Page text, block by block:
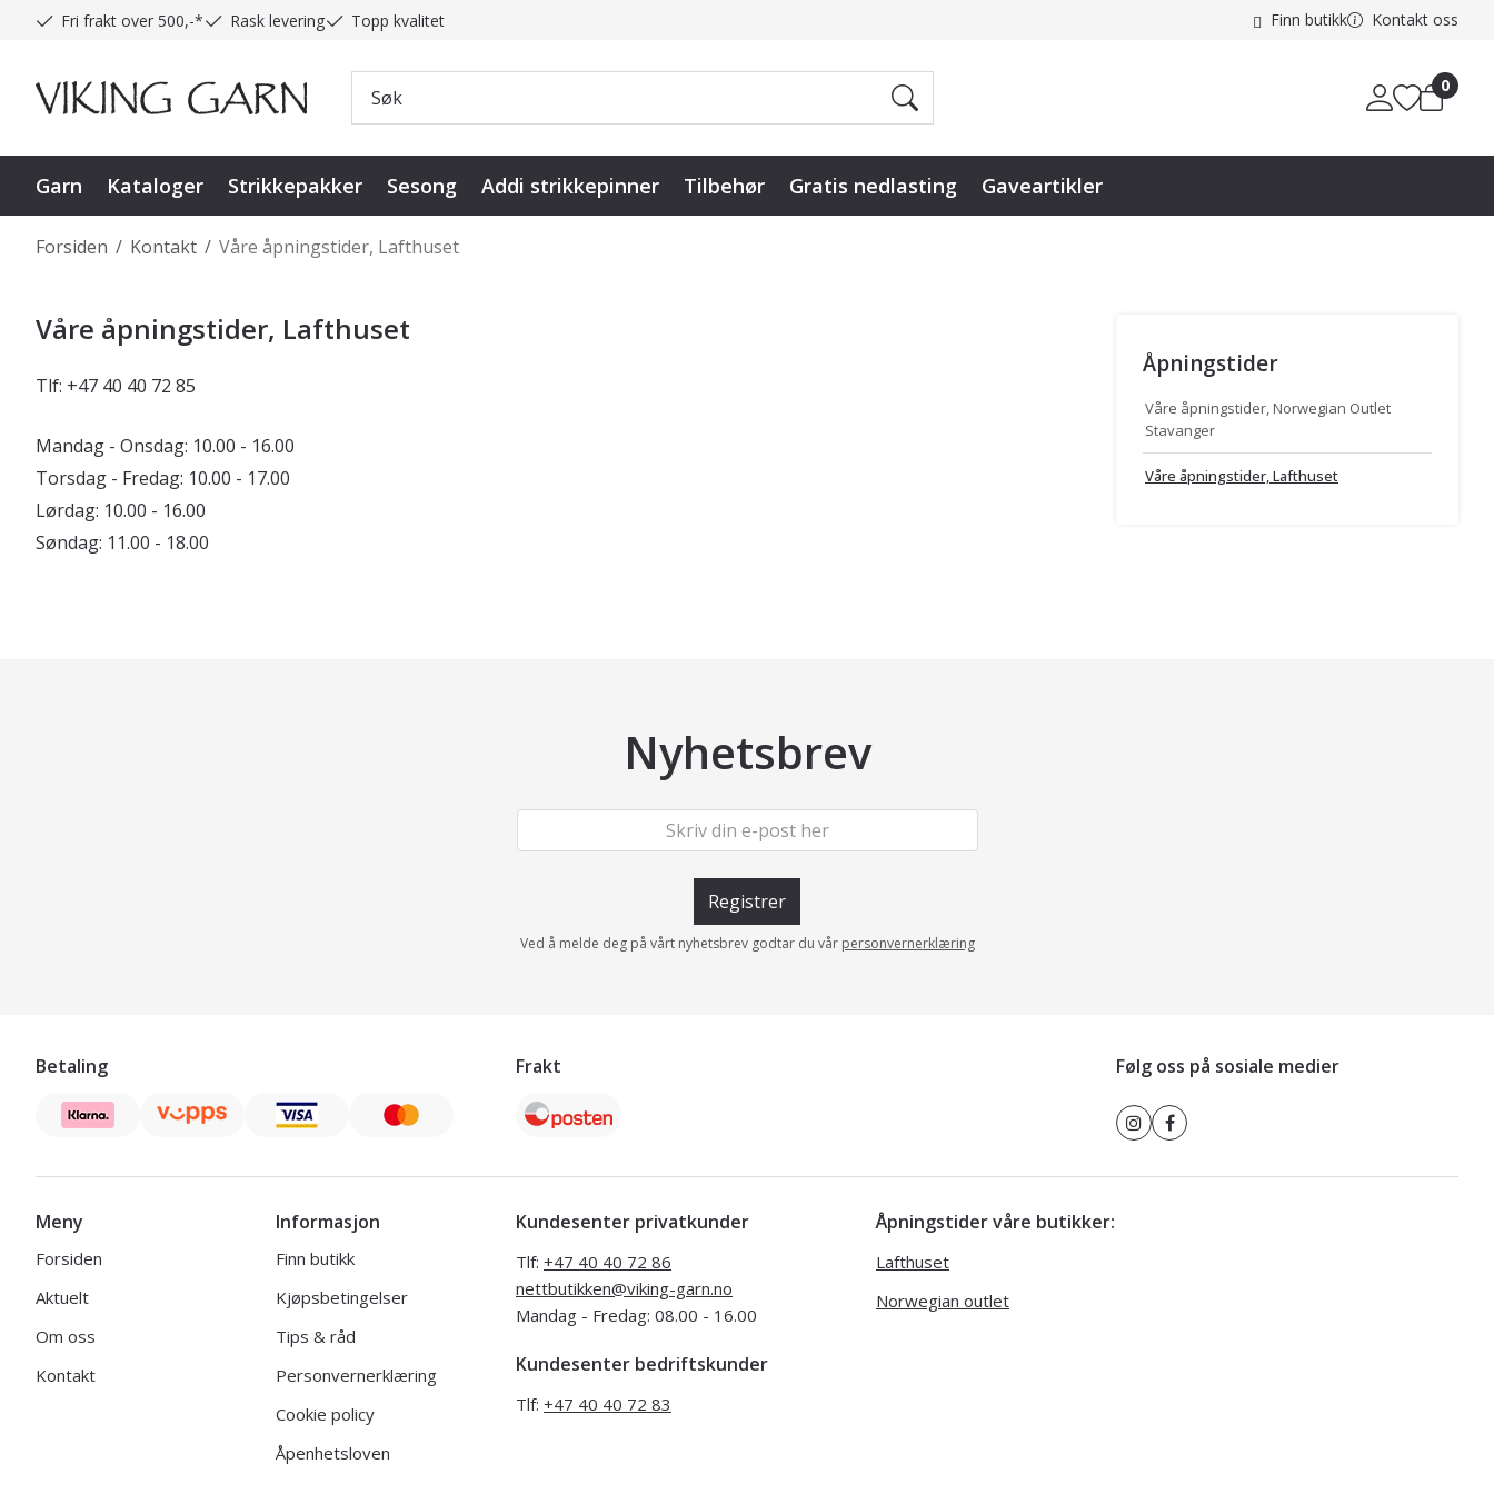
Fri frakt over 500,-* Rask levering Topp kvalitet Finn butikk Kontakt oss
0
Garn Kataloger Strikkepakker Sesong Addi strikkepinner Tilbehør Gratis nedlasting Gaveartikler
/
Forsiden /
Kontakt Våre åpningstider, Lafthuset
Åpningstider
Våre åpningstider, Norwegian Outlet
Stavanger
Våre åpningstider, Lafthuset
Våre åpningstider, Lafthuset
Tlf: +47 40 40 72 85
Mandag - Onsdag: 10.00 - 16.00
Torsdag - Fredag: 10.00 - 17.00
Lørdag: 10.00 - 16.00
Søndag: 11.00 - 18.00
Nyhetsbrev
Registrer
Ved å melde deg på vårt nyhetsbrev godtar du vår personvernerklæring
Betaling Frakt Følg oss på sosiale medier
Meny
Forsiden
Aktuelt
Om oss
Kontakt
Informasjon
Finn butikk
Kjøpsbetingelser
Tips & råd
Personvernerklæring
Cookie policy
Åpenhetsloven
Kundesenter privatkunder
Tlf: +47 40 40 72 86
nettbutikken@viking-garn.no
Mandag - Fredag: 08.00 - 16.00
Kundesenter bedriftskunder
Tlf: +47 40 40 72 83
Åpningstider våre butikker:
Lafthuset
Norwegian outlet